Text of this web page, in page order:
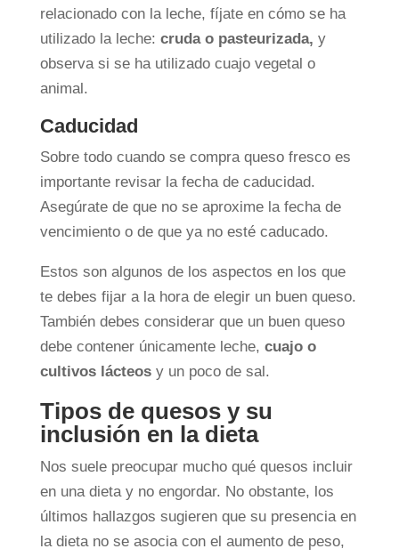
relacionado con la leche, fíjate en cómo se ha
utilizado la leche: cruda o pasteurizada, y
observa si se ha utilizado cuajo vegetal o
animal.
Caducidad
Sobre todo cuando se compra queso fresco es
importante revisar la fecha de caducidad.
Asegúrate de que no se aproxime la fecha de
vencimiento o de que ya no esté caducado.
Estos son algunos de los aspectos en los que
te debes fijar a la hora de elegir un buen queso.
También debes considerar que un buen queso
debe contener únicamente leche, cuajo o
cultivos lácteosy un poco de sal.
Tipos de quesos y su
inclusión en la dieta
Nos suele preocupar mucho qué quesos incluir
en una dieta y no engordar. No obstante, los
últimos hallazgos sugieren que su presencia en
la dieta no se asocia con el aumento de peso,